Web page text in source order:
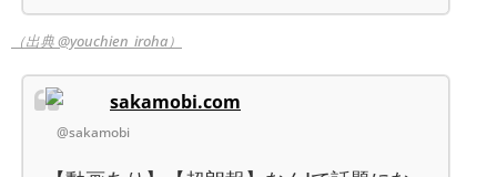
（出典 @youchien_iroha）
sakamobi.com
@sakamobi